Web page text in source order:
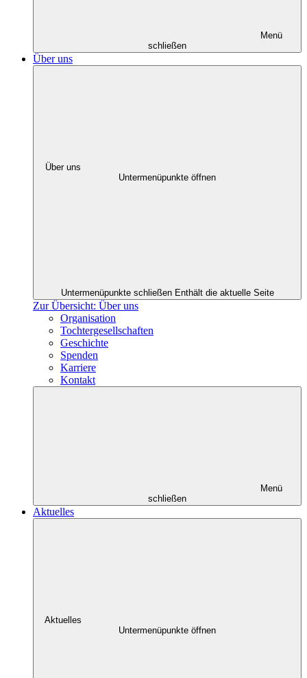
Menü
schließen
Über uns
Über uns
Untermenüpunkte öffnen
Untermenüpunkte schließen Enthält die aktuelle Seite
Zur Übersicht: Über uns
Organisation
Tochtergesellschaften
Geschichte
Spenden
Karriere
Kontakt
Menü
schließen
Aktuelles
Aktuelles
Untermenüpunkte öffnen